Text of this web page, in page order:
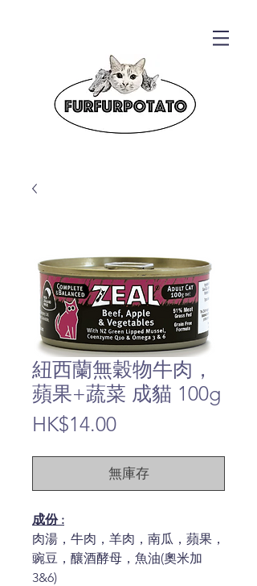
紐西蘭無穀物牛肉，
蘋果+蔬菜 成貓 100g
HK$14.00價
無庫存
成份 :
肉湯，牛肉，羊肉，南瓜，蘋果，
豌豆，釀酒酵母，魚油(奧米加
3&6)